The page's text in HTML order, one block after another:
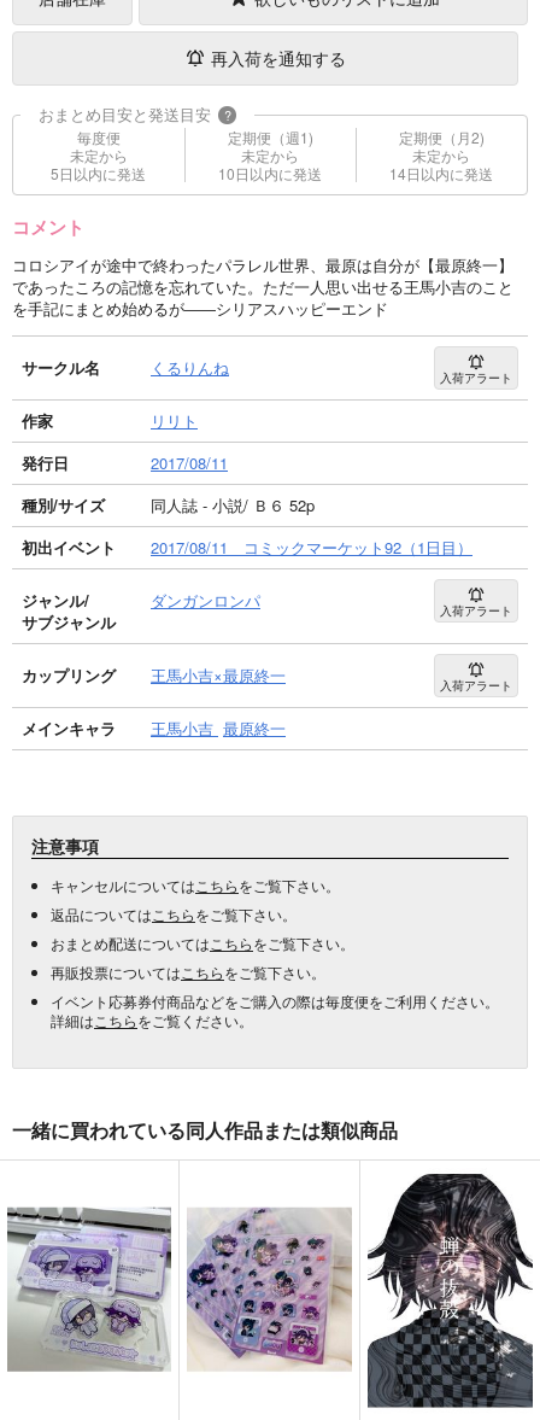
再入荷を通知する
おまとめ目安と発送目安 ?
毎度便
未定から
5日以内に発送
定期便（週1)
未定から
10日以内に発送
定期便（月2)
未定から
14日以内に発送
コメント
コロシアイが途中で終わったパラレル世界、最原は自分が【最原終一】
であったころの記憶を忘れていた。ただ一人思い出せる王馬小吉のこと
を手記にまとめ始めるが――シリアスハッピーエンド
サークル名 くるりんね 入荷アラート
作家
リリト
発行日
2017/08/11
種別/サイズ
同人誌 - 小説/ Ｂ６ 52p
初出イベント
2017/08/11 コミックマーケット92（1日目）
ジャンル/
サブジャンル
ダンガンロンパ 入荷アラート
カップリング 王馬小吉×最原終一 入荷アラート
メインキャラ 王馬小吉 最原終一
注意事項
キャンセルについては こちらをご覧下さい。
返品については こちらをご覧下さい。
おまとめ配送については こちらをご覧下さい。
再販投票については こちらをご覧下さい。
イベント応募券付商品などをご購入の際は毎度便をご利用ください。
詳細は こちらをご覧ください。
一緒に買われている同人作品または類似商品